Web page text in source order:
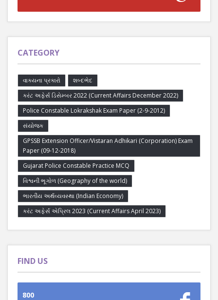
CATEGORY
વાક્યના પ્રકારો
શબ્દભેદ
કરંટ અફેર્સ ડિસેમ્બર 2022 (Current Affairs December 2022)
Police Constable Lokrakshak Exam Paper (2-9-2012)
સંયોજક
GPSSB Extension Officer/Vistaran Adhikari (Corporation) Exam
Paper (09-12-2018)
Gujarat Police Constable Practice MCQ
વિશ્વની ભૂગોળ (Geography of the world)
ભારતીય અર્થવ્યવસ્થા (Indian Economy)
કરંટ અફેર્સ એપ્રિલ 2023 (Current Affairs April 2023)
FIND US
800